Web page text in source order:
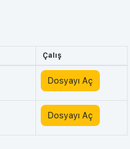
Çalış
Dosyayı Aç
Dosyayı Aç